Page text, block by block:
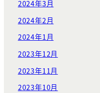
2024年3月
2024年2月
2024年1月
2023年12月
2023年11月
2023年10月